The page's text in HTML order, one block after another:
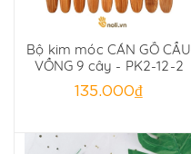
Bộ kim móc CÁN GỖ CẦU
VỒNG 9 cây - PK2-12-2
135.000₫